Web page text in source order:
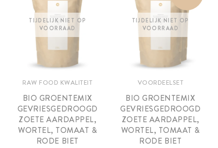
TIJDELIJK NIET OP
VOORRAAD
RAW FOOD KWALITEIT
BIO GROENTEMIX
GEVRIESGEDROOGD
ZOETE AARDAPPEL,
WORTEL, TOMAAT &
RODE BIET
TIJDELIJK NIET OP
VOORRAAD
VOORDEELSET
BIO GROENTEMIX
GEVRIESGEDROOGD
ZOETE AARDAPPEL,
WORTEL, TOMAAT &
RODE BIET